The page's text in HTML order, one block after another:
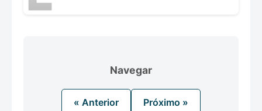
Navegar
« Anterior Próximo »